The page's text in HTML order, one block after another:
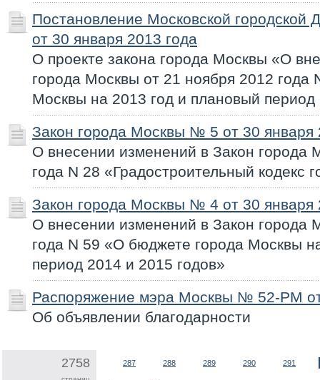
Постановление Московской
от 30 января 2013 года
О проекте закона города Москвы «О
города Москвы от 21 ноября 2012 года
Москвы на 2013 год и плановый период
Закон города Москвы № 5 от 30 января
О внесении изменений в Закон города
года N 28 «Градостроительный кодекс
Закон города Москвы № 4 от 30 января
О внесении изменений в Закон города
года N 59 «О бюджете города Москвы
период 2014 и 2015 годов»
Распоряжение мэра Москвы № 52-РМ
Об объявлении благодарности
2758 287 288 289 290 291